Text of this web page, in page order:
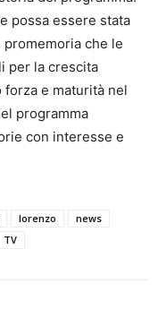
possa essere stata
che le
per la crescita
e maturità nel
programma
con interesse e
lorenzo
news
TV